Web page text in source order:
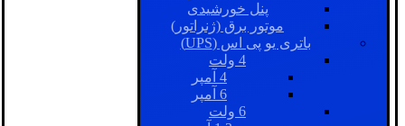
پنل خورشیدی
موتور برق (ژنراتور)
باتری یو پی اس (UPS)
4 ولت
4 آمپر
6 آمپر
6 ولت